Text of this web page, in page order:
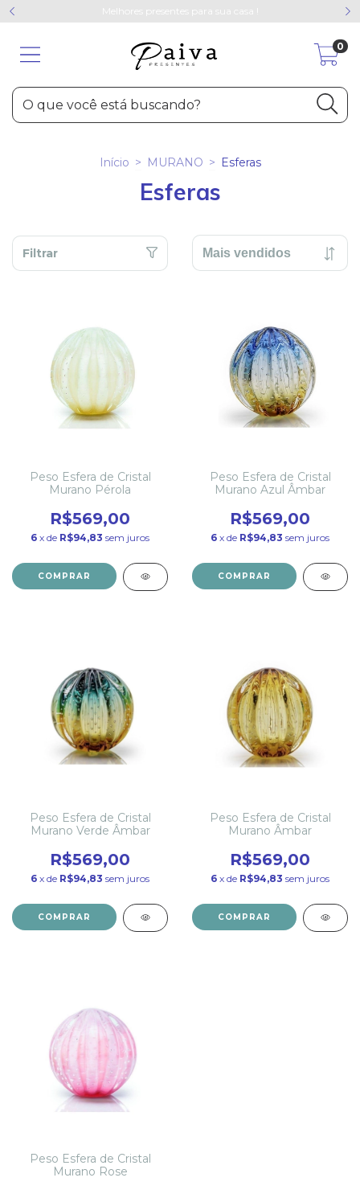
Melhores presentes para sua casa !
0
Início > MURANO > Esferas
Esferas
Filtrar
Peso Esfera de Cristal
Murano Pérola
R$569,00
6 x de R$94,83 sem juros
COMPRAR
Peso Esfera de Cristal
Murano Azul Âmbar
R$569,00
6 x de R$94,83 sem juros
COMPRAR
Peso Esfera de Cristal
Murano Verde Âmbar
R$569,00
6 x de R$94,83 sem juros
COMPRAR
Peso Esfera de Cristal
Murano Âmbar
R$569,00
6 x de R$94,83 sem juros
COMPRAR
Peso Esfera de Cristal
Murano Rose